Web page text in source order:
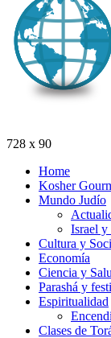
728 x 90
Home
Kosher
Mundo Judío
Israel
Cultura y
Economía
Ciencia y
Parashá y
Espiritualidad
Clases de